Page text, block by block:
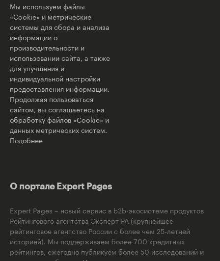
Мы используем файлы
«Cookie» и метрические
системы для сбора и анализа
информации о
производительности и
использовании сайта, а также
для улучшения и
индивидуальной настройки
предоставления информации.
Продолжая пользоваться
сайтом, вы соглашаетесь на
обработку файлов «Cookie» и
данных метрических систем.
Подобнее
О портале Expert Pages
Expert Pages – новый сервис в b2b-экосистеме продуктов
Рейтингового агентства Эксперт РА (крупнейшее
рейтинговое агентство России с более чем 25-летней
историей). Мы поддерживаем более 700 кредитных
рейтингов, ежегодно публикуем более 50 исследований и